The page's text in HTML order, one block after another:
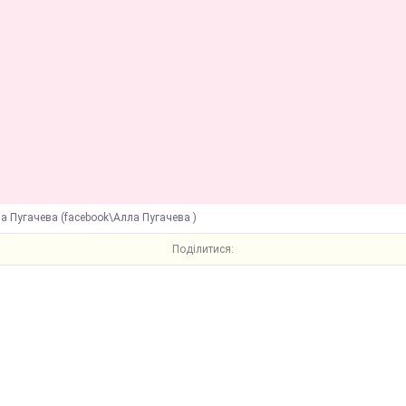
Пугачева (facebook\Алла Пугачева )
Поділитися: